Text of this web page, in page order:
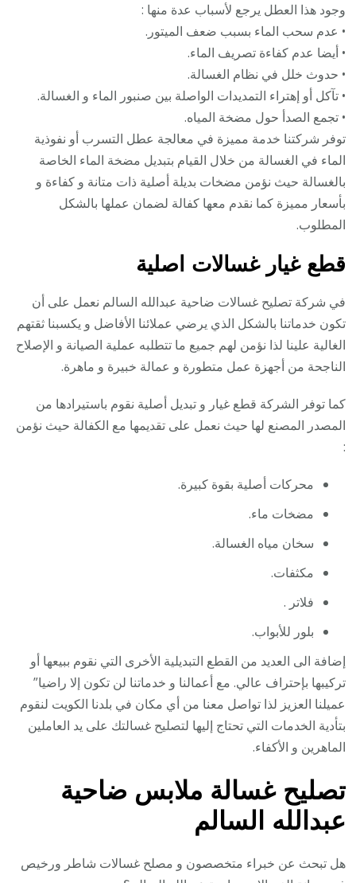
وجود هذا العطل يرجع لأسباب عدة منها :
• عدم سحب الماء بسبب ضعف الميتور.
• أيضا عدم كفاءة تصريف الماء.
• حدوث خلل في نظام الغسالة.
• تآكل أو إهتراء التمديدات الواصلة بين صنبور الماء و الغسالة.
• تجمع الصدأ حول مضخة المياه.
توفر شركتنا خدمة مميزة في معالجة عطل التسرب أو نفوذية
الماء في الغسالة من خلال القيام بتبديل مضخة الماء الخاصة
بالغسالة حيث نؤمن مضخات بديلة أصلية ذات متانة و كفاءة و
بأسعار مميزة كما نقدم معها كفالة لضمان عملها بالشكل
المطلوب.
قطع غيار غسالات اصلية
في شركة تصليح غسالات ضاحية عبدالله السالم نعمل على أن
تكون خدماتنا بالشكل الذي يرضي عملائنا الأفاضل و يكسبنا ثقتهم
الغالية علينا لذا نؤمن لهم جميع ما تتطلبه عملية الصيانة و الإصلاح
الناجحة من أجهزة عمل متطورة و عمالة خبيرة و ماهرة.
كما توفر الشركة قطع غيار و تبديل أصلية نقوم باستيرادها من
المصدر المصنع لها حيث نعمل على تقديمها مع الكفالة حيث نؤمن
:
محركات أصلية بقوة كبيرة.
مضخات ماء.
سخان مياه الغسالة.
مكثفات.
فلاتر .
بلور للأبواب.
إضافة الى العديد من القطع التبديلية الأخرى التي نقوم ببيعها أو
تركيبها بإحتراف عالي. مع أعمالنا و خدماتنا لن تكون إلا راضيا”
عميلنا العزيز لذا تواصل معنا من أي مكان في بلدنا الكويت لنقوم
بتأدية الخدمات التي تحتاج إليها لتصليح غسالتك على يد العاملين
الماهرين و الأكفاء.
تصليح غسالة ملابس ضاحية
عبدالله السالم
هل تبحث عن خبراء متخصصون و مصلح غسالات شاطر ورخيص